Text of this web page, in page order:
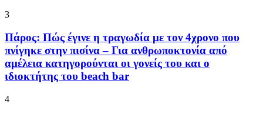
3
Πάρος: Πώς έγινε η τραγωδία με τον 4χρονο που
πνίγηκε στην πισίνα – Για ανθρωποκτονία από
αμέλεια κατηγορούνται οι γονείς του και ο
ιδιοκτήτης του beach bar
4